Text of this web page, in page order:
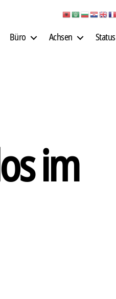
Büro Achsen Status
im